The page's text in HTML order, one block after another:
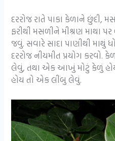
દરરોજ રાતે પાકા કેળાને છુંદી,
ફરીથી મસળીને મીશ્રણ માથા
જવું. સવારે સાદા પાણીથી માથું
દરરોજ નીયમીત પ્રયોગ કરવો.
લેવું, તથા એક આખું મોટું કેળું
હોય તો એક લીંબુ લેવું.